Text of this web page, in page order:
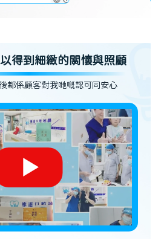
得到細緻的關懷與照顧
都係顧客對我哋嘅認可同安心